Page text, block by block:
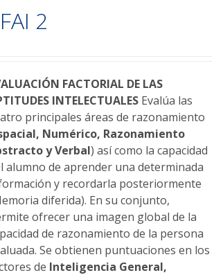
2
FACTORIAL DE LAS
INTELECTUALESEvalúa las
principales áreas de razonamiento
Numérico, Razonamiento
y Verbal) así como la capacidad
alumno de aprender una determinada
y recordarla posteriormente
diferida). En su conjunto,
ofrecer una imagen global de la
de razonamiento de la persona
Se obtienen puntuaciones en los
de Inteligencia General,